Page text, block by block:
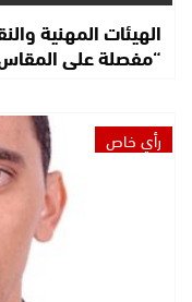
الهيئات المهنية
“مفصلة على
رأي خاص